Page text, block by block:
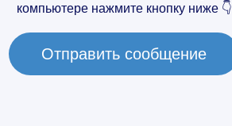
компьютере нажмите кнопку ниже 👇
Отправить сообщение